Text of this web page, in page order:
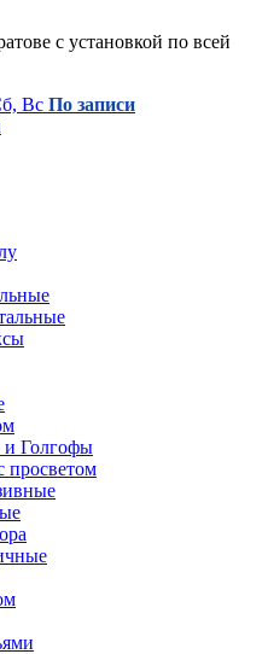
с установкой по всей
Вс По записи
и Голгофы
просветом